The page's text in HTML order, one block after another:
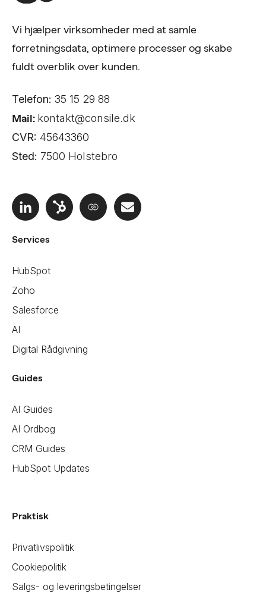
Vi hjælper virksomheder med at samle
forretningsdata, optimere processer og skabe
fuldt overblik over kunden.
Telefon: 35 15 29 88
Mail: kontakt@consile.dk
CVR: 45643360
Sted: 7500 Holstebro
Services
HubSpot
Zoho
Salesforce
AI
Digital Rådgivning
Guides
AI Guides
AI Ordbog
CRM Guides
HubSpot Updates
Praktisk
Privatlivspolitik
Cookiepolitik
Salgs- og leveringsbetingelser